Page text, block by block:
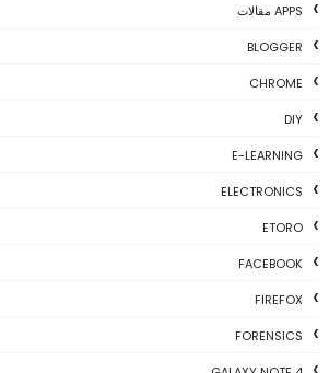
APPS مقالات
BLOGGER
CHROME
DIY
E-LEARNING
ELECTRONICS
ETORO
FACEBOOK
FIREFOX
FORENSICS